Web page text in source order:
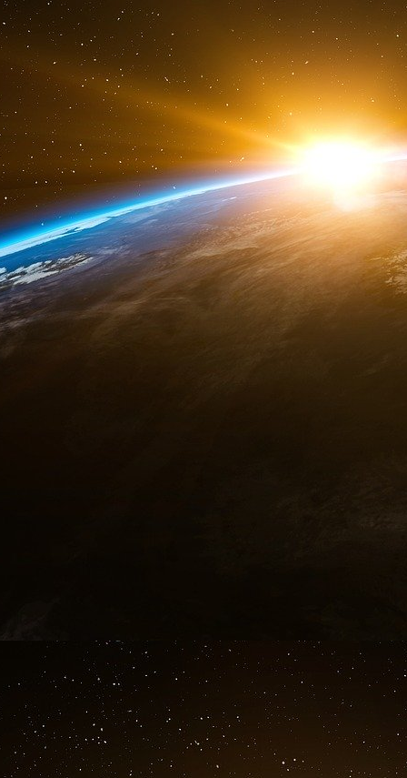
centaines de milliards de dollars dans le
nucléaire. Il ne s’agit pas là de signes
Le fait est simple : avec Obama et Biden,
Blanche dissuade Israël de frapper le
l’Amérique avec la République islamique.
Lee Smith